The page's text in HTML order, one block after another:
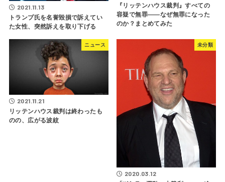
2021.11.13
トランプ氏を名誉毀損で訴えてい
た女性、突然訴えを取り下げる
『リッテンハウス裁判』すべての
容疑で無罪――なぜ無罪になった
のか？まとめてみた
ニュース
2021.11.21
リッテンハウス裁判は終わったも
のの、広がる波紋
未分類
2020.03.12